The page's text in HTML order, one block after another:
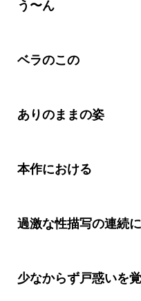
う〜ん
ベラのこの
ありのままの姿
本作における
過激な性描写の連続
少なからず戸惑いを